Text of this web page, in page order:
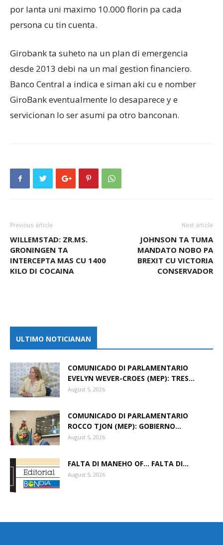
por lanta uni maximo 10.000 florin pa cada
persona cu tin cuenta.
Girobank ta suheto na un plan di emergencia
desde 2013 debi na un mal gestion financiero.
Banco Central a indica e siman aki cu e nomber
GiroBank eventualmente lo desaparece y e
servicionan lo ser asumi pa otro banconan.
Previous article
WILLEMSTAD: ZR.MS.
GRONINGEN TA
INTERCEPTA MAS CU 1400
KILO DI COCAINA
Next article
JOHNSON TA TUMA
MANDATO NOBO PA
BREXIT CU VICTORIA
CONSERVADOR
ULTIMO NOTICIANAN
COMUNICADO DI PARLAMENTARIO
EVELYN WEVER-CROES (MEP): TRES...
August 5, 2026
COMUNICADO DI PARLAMENTARIO
ROCCO TJON (MEP): GOBIERNO...
August 5, 2026
FALTA DI MANEHO OF… FALTA DI...
August 5, 2026